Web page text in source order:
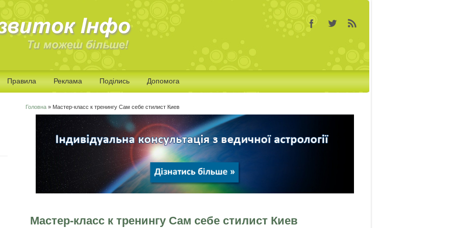
Правила Реклама Поділись Допомога
Ви є тут
Головна» Мастер-класс к тренингу Сам себе стилист Киев
Мастер-класс к тренингу Сам себе стилист Киев